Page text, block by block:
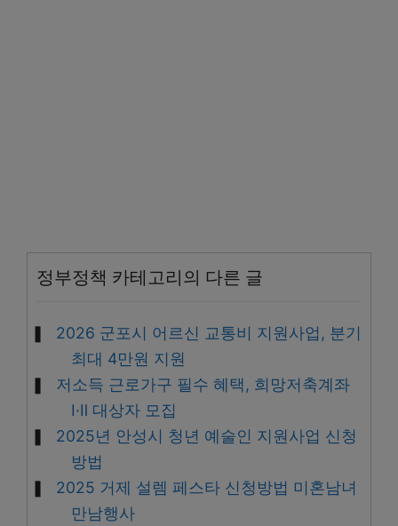
정부정책 카테고리의 다른 글
2026 군포시 어르신 교통비 지원사업, 분기
최대 4만원 지원
저소득 근로가구 필수 혜택, 희망저축계좌
Ⅰ·Ⅱ 대상자 모집
2025년 안성시 청년 예술인 지원사업 신청
방법
2025 거제 설렘 페스타 신청방법 미혼남녀
만남행사